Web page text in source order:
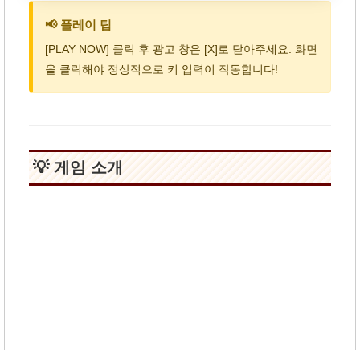
📢 플레이 팁
[PLAY NOW] 클릭 후 광고 창은 [X]로 닫아주세요. 화면
을 클릭해야 정상적으로 키 입력이 작동합니다!
💡 게임 소개